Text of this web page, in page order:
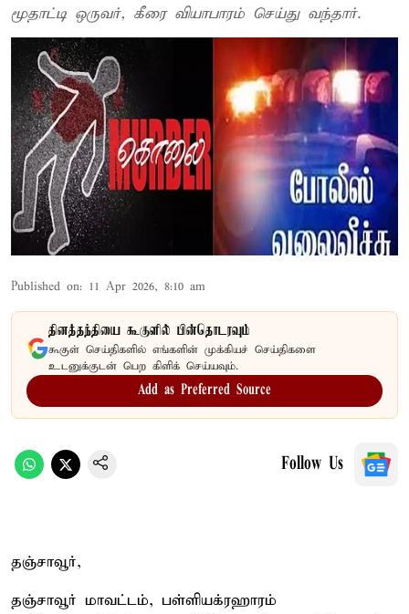
மூதாட்டி ஒருவர், கீரை வியாபாரம் செய்து வந்தார்.
Published on: 11 Apr 2026, 8:10 am
தினத்தந்தியை கூகுளில் பின்தொடரவும்
கூகுள் செய்திகளில் எங்களின் முக்கியச் செய்திகளை
உடனுக்குடன் பெற கிளிக் செய்யவும்.
Add as Preferred Source
Follow Us
தஞ்சாவூர்,
தஞ்சாவூர் மாவட்டம், பள்ளியக்ரஹாரம்